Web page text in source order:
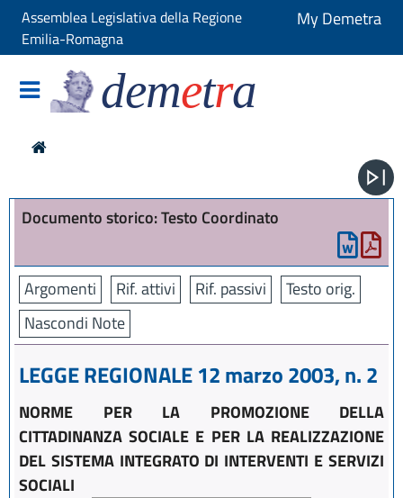
Assemblea Legislativa della Regione
Emilia-Romagna
My Demetra
demetra
Documento storico: Testo Coordinato
Argomenti Rif. attivi Rif. passivi
Testo orig.
Nascondi Note
LEGGE REGIONALE 12 marzo 2003, n. 2
NORME PER LA PROMOZIONE DELLA
CITTADINANZA SOCIALE E PER LA REALIZZAZIONE
DEL SISTEMA INTEGRATO DI INTERVENTI E SERVIZI
SOCIALI